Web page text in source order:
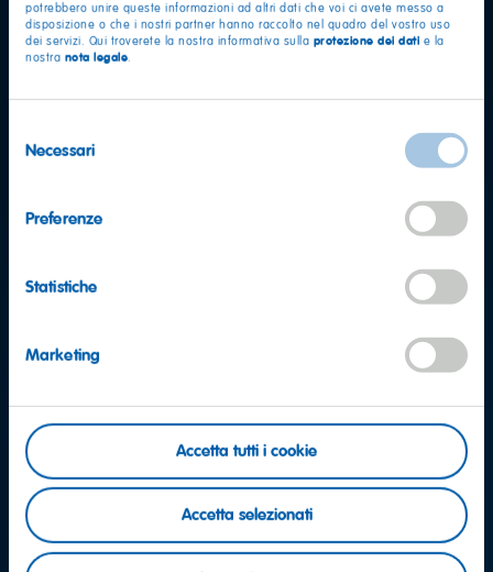
potrebbero unire queste informazioni ad altri dati che voi ci avete messo a
disposizione o che i nostri partner hanno raccolto nel quadro del vostro uso
dei servizi. Qui troverete la nostra informativa sulla protezione dei dati e la
nostra nota legale.
delNecessari
Preferenze
Statistiche
Marketing
Accetta tutti i cookie
Accetta selezionati
Domande?
Contattaci: saremo felici di ricevere il tuo
contattaci subito